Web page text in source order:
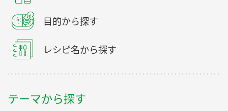
目的から探す
レシピ名から探す
テーマから探す